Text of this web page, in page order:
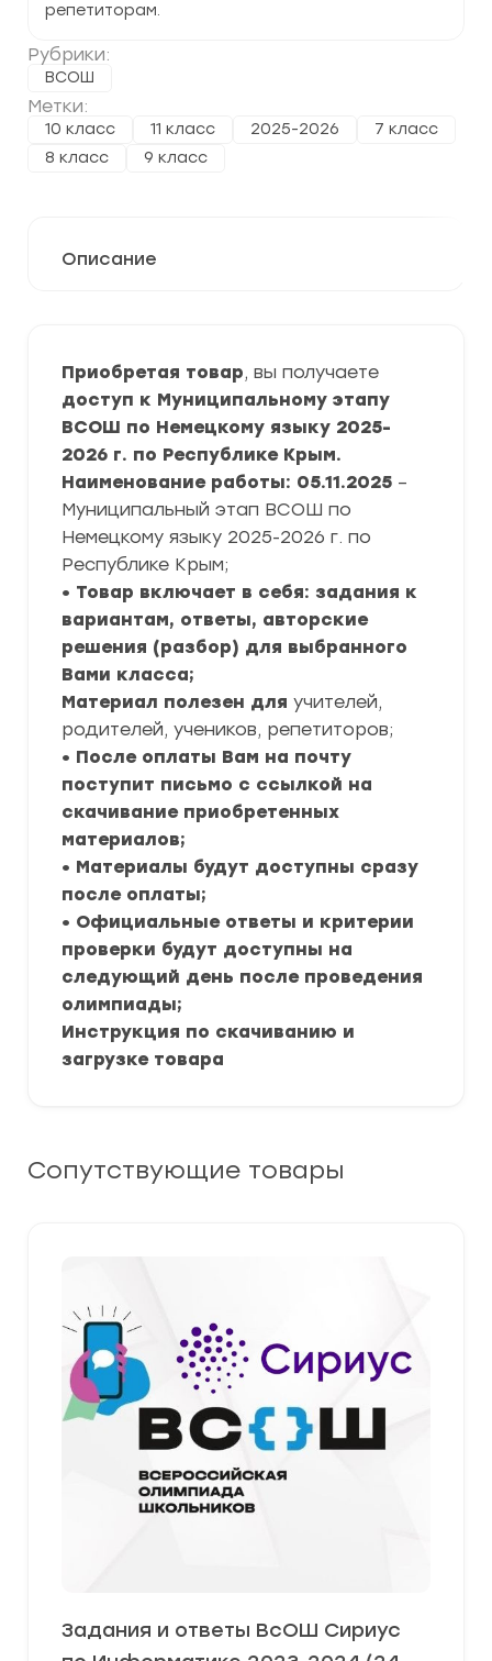
репетиторам.
Рубрики:
ВСОШ
Метки:
10 класс 11 класс 2025-2026
7 класс
8 класс
9 класс
Описание
Приобретая товар, вы получаете
доступ к Муниципальному этапу
ВСОШ по Немецкому языку 2025-
2026 г. по Республике Крым.
Наименование работы: 05.11.2025 –
Муниципальный этап ВСОШ по
Немецкому языку 2025-2026 г. по
Республике Крым;
• Товар включает в себя: задания к
вариантам, ответы, авторские
решения (разбор) для выбранного
Вами класса;
Материал полезен для учителей,
родителей, учеников, репетиторов;
• После оплаты Вам на почту
поступит письмо с ссылкой на
скачивание приобретенных
материалов;
• Материалы будут доступны сразу
после оплаты;
• Официальные ответы и критерии
проверки будут доступны на
следующий день после проведения
олимпиады;
Инструкция по скачиванию и
загрузке товара
Сопутствующие товары
Задания и ответы ВсОШ Сириус